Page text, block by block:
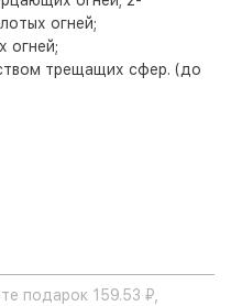
огней;
огней;
трещащих сфер. (до
подарок 159.53 ₽,